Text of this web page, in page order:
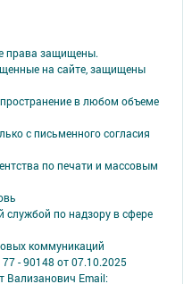
права защищены.
на сайте, защищены
в любом объеме
с письменного согласия
по печати и массовым
по надзору в сфере
коммуникаций
- 90148 от 07.10.2025
Вализанович Email: